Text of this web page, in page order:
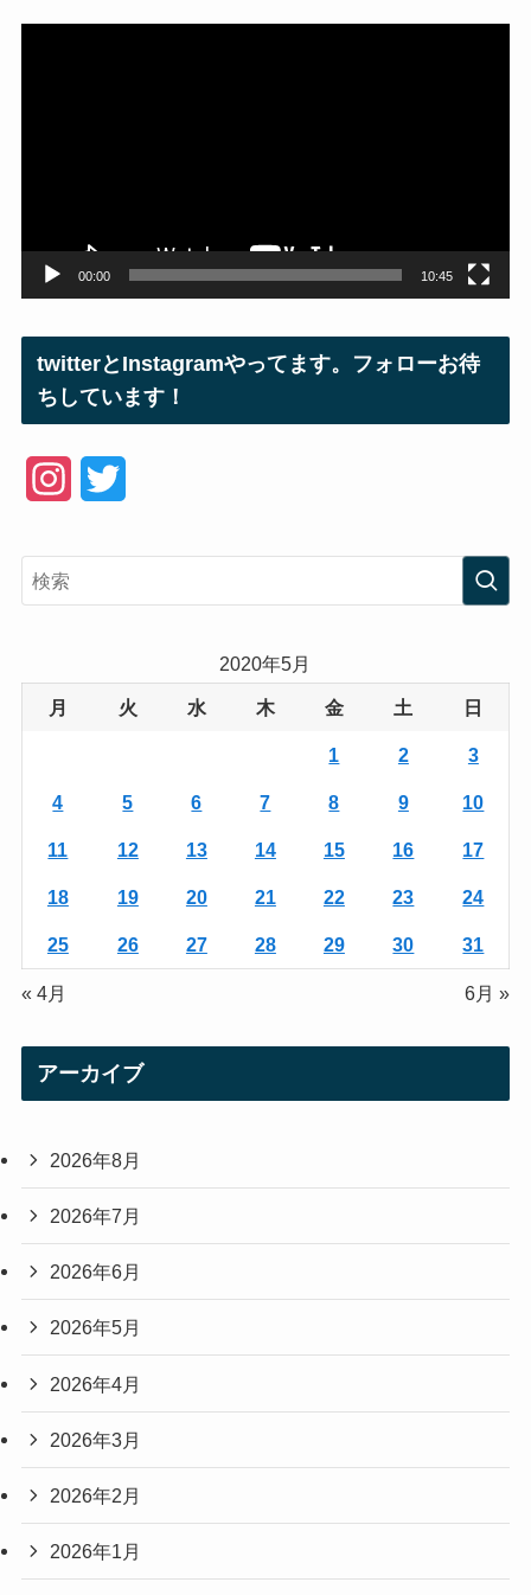
00:00 10:45
twitterとInstagramやってます。フォローお待
ちしています！
e
2020年5月
月 火 水 木 金 土 日
1 2 3
4 5 6 7 8 9 10
11 12 13 14 15 16 17
18 19 20 21 22 23 24
25 26 27 28 29 30 31
« 4月 6月 »
アーカイブ
2026年8月
2026年7月
2026年6月
2026年5月
2026年4月
2026年3月
2026年2月
2026年1月